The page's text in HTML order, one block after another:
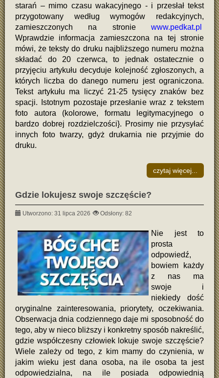
starań – mimo czasu wakacyjnego - i przesłał tekst
przygotowany według wymogów redakcyjnych,
zamieszczonych na stronie www.pedkat.pl
Wprawdzie informacja zamieszczona na tej stronie
mówi, że teksty do druku najbliższego numeru można
składać do 20 czerwca, to jednak ostatecznie o
przyjęciu artykułu decyduje kolejność zgłoszonych, a
których liczba do danego numeru jest ograniczona.
Tekst artykułu ma liczyć 21-25 tysięcy znaków bez
spacji. Istotnym pozostaje przesłanie wraz z tekstem
foto autora (kolorowe, formatu legitymacyjnego o
bardzo dobrej rozdzielczości}. Prosimy nie przysyłać
innych foto twarzy, gdyż drukarnia nie przyjmie do
druku.
czytaj więcej...
Gdzie lokujesz swoje szczęście?
Utworzono: 31 lipca 2026 Odsłony: 82
Nie jest to
prosta
odpowiedź,
bowiem każdy
z nas ma
swoje i
niekiedy dość
oryginalne zainteresowania, priorytety, oczekiwania.
Obserwacja dnia codziennego daje mi sposobność do
tego, aby w nieco bliższy i konkretny sposób nakreślić,
gdzie współczesny człowiek lokuje swoje szczęście?
Wiele zależy od tego, z kim mamy do czynienia, w
jakim wieku jest dana osoba, na ile osoba ta jest
odpowiedzialna, na ile posiada odpowiednią